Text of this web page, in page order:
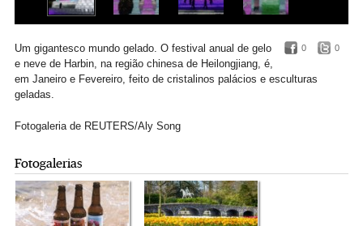
0 0
Um gigantesco mundo gelado. O festival anual de gelo
e neve de Harbin, na região chinesa de Heilongjiang, é,
em Janeiro e Fevereiro, feito de cristalinos palácios e esculturas
geladas.
Fotogaleria de REUTERS/Aly Song
Fotogalerias